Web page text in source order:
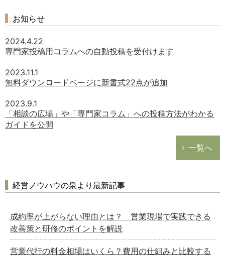
お知らせ
2024.4.22
専門家投稿用コラムへの自動投稿を受付けます
2023.11.1
無料ダウンロードページに新書式22点が追加
2023.9.1
「相談の広場」や「専門家コラム」への投稿方法がわかる
ガイドを公開
一覧へ
経営ノウハウの泉より最新記事
成約率が上がらない理由とは？ 営業現場で実践できる
改善策と研修のポイントを解説
営業代行の料金相場はいくら？費用の仕組みと比較する